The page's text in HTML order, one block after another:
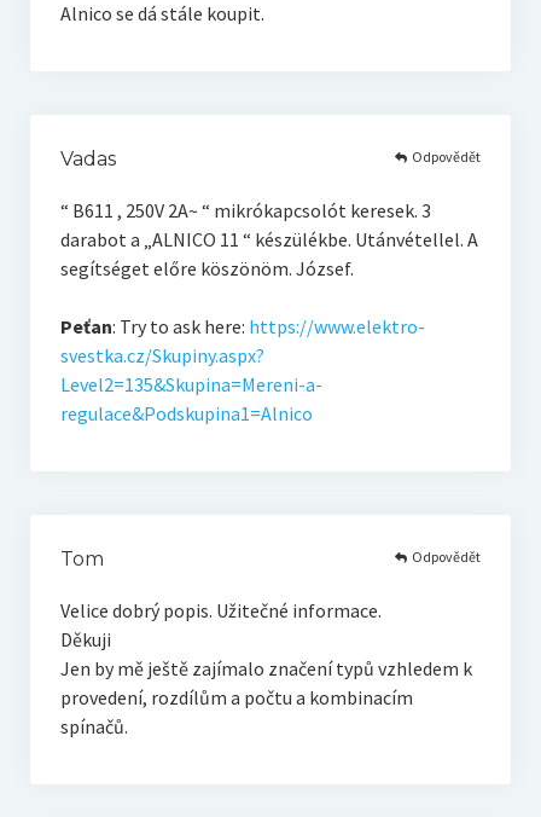
Alnico se dá stále koupit.
Vadas
“ B611 , 250V 2A~ “ mikrókapcsolót keresek. 3
darabot a „ALNICO 11 “ készülékbe. Utánvétellel. A
segítséget előre köszönöm. József.
Peťan: Try to ask here: https://www.elektro-
svestka.cz/Skupiny.aspx?
Level2=135&Skupina=Mereni-a-
regulace&Podskupina1=Alnico
Odpovědět
Tom
Velice dobrý popis. Užitečné informace.
Děkuji
Jen by mě ještě zajímalo značení typů vzhledem k
provedení, rozdílům a počtu a kombinacím
spínačů.
Odpovědět